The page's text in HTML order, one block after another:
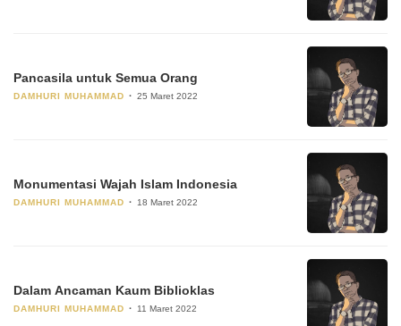
Pancasila untuk Semua Orang
DAMHURI MUHAMMAD 25 Maret 2022
Monumentasi Wajah Islam Indonesia
DAMHURI MUHAMMAD 18 Maret 2022
Dalam Ancaman Kaum Biblioklas
DAMHURI MUHAMMAD 11 Maret 2022